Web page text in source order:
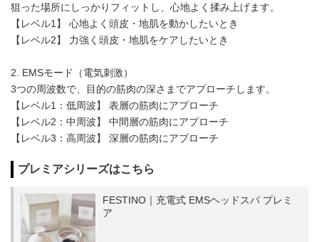
狙った場所にしっかりフィットし、心地よく揉み上げます。
【レベル1】 心地よく頭皮・地肌を動かしたいとき
【レベル2】 力強く頭皮・地肌をケアしたいとき
2. EMSモード（電気刺激）
3つの周波数で、目的の筋肉の深さまでアプローチします。
【レベル1：低周波】 表層の筋肉にアプローチ
【レベル2：中周波】 中間層の筋肉にアプローチ
【レベル3：高周波】 深層の筋肉にアプローチ
プレミアシリーズはこちら
FESTINO｜充電式 EMSヘッドスパ プレミ
ア